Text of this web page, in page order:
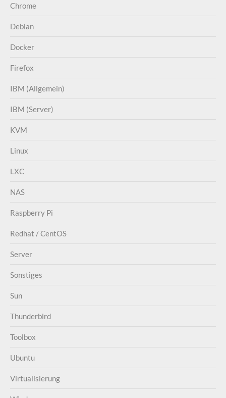
Chrome
Debian
Docker
Firefox
IBM (Allgemein)
IBM (Server)
KVM
Linux
LXC
NAS
Raspberry Pi
Redhat / CentOS
Server
Sonstiges
Sun
Thunderbird
Toolbox
Ubuntu
Virtualisierung